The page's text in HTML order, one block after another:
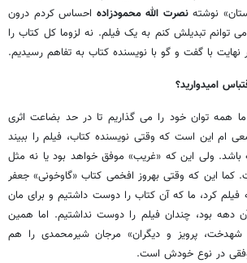
نوشتهنصرت الله محمودزاده احساس کردم درون
توانم تبدیلش کنم به یک فیلم. نه لزوما کل کتاب را
با گفت و گو با نویسنده کتاب به تفاهم رسیدیم.
امیدوارید؟
توان خود را می گذاریم تا در حد بضاعت اثری
ام این است که وقتی نویسنده کتاب، فیلم را ببیند
ولی این که «غریب» موفق خواهد بود یا نه مثل
این که وقتی بهروز افخمی کتاب «گاوخونی» جعفر
کرد، ما که آن کتاب را دوست داشتیم و برای مان
دهه بود، چندان فیلم را دوست نداشتیم. اما همین
شهدخت، پرویز و دیگران» مرجان شیرمحمدی را هم
در نوع خودش است.